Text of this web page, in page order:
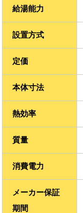
給湯能力
設置方式
定価
本体寸法
熱効率
質量
消費電力
メーカー保証
期間